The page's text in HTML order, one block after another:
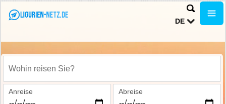
DE
Wohin reisen Sie?
Anreise Abreise